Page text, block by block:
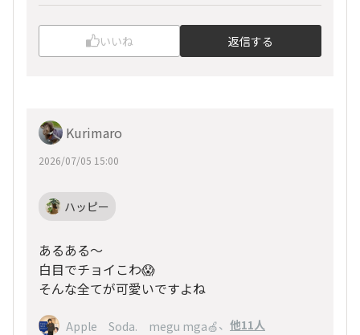
いいね 返信する
Kurimaro
2026/07/05 15:00
ハッピー
あるある～
白目でチョイこわ😱
そんな全てが可愛いですよね
Apple Soda. megu mga🍏、 他11人